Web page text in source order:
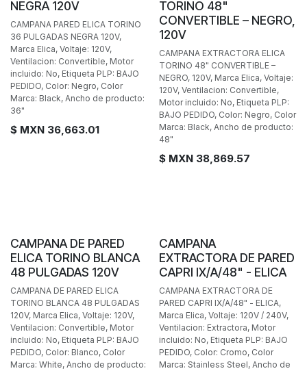
NEGRA 120V
CAMPANA PARED ELICA TORINO
36 PULGADAS NEGRA 120V,
Marca Elica, Voltaje: 120V,
Ventilacion: Convertible, Motor
incluido: No, Etiqueta PLP: BAJO
PEDIDO, Color: Negro, Color
Marca: Black, Ancho de producto:
36"
$ MXN 36,663.01
TORINO 48"
CONVERTIBLE – NEGRO,
120V
CAMPANA EXTRACTORA ELICA
TORINO 48" CONVERTIBLE –
NEGRO, 120V, Marca Elica, Voltaje:
120V, Ventilacion: Convertible,
Motor incluido: No, Etiqueta PLP:
BAJO PEDIDO, Color: Negro, Color
Marca: Black, Ancho de producto:
48"
$ MXN 38,869.57
BAJO PEDIDO
CAMPANA DE PARED
ELICA TORINO BLANCA
48 PULGADAS 120V
CAMPANA DE PARED ELICA
TORINO BLANCA 48 PULGADAS
120V, Marca Elica, Voltaje: 120V,
Ventilacion: Convertible, Motor
incluido: No, Etiqueta PLP: BAJO
PEDIDO, Color: Blanco, Color
Marca: White, Ancho de producto:
BAJO PEDIDO
CAMPANA
EXTRACTORA DE PARED
CAPRI IX/A/48" - ELICA
CAMPANA EXTRACTORA DE
PARED CAPRI IX/A/48" - ELICA,
Marca Elica, Voltaje: 120V / 240V,
Ventilacion: Extractora, Motor
incluido: No, Etiqueta PLP: BAJO
PEDIDO, Color: Cromo, Color
Marca: Stainless Steel, Ancho de